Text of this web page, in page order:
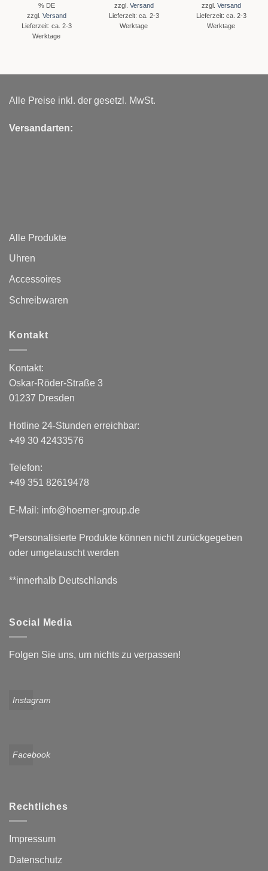
% DE
zzgl. Versand
Lieferzeit: ca. 2-3
Werktage
zzgl. Versand
Lieferzeit: ca. 2-3
Werktage
zzgl. Versand
Lieferzeit: ca. 2-3
Werktage
Alle Preise inkl. der gesetzl. MwSt.
Versandarten:
Alle Produkte
Uhren
Accessoires
Schreibwaren
Kontakt
Kontakt:
Oskar-Röder-Straße 3
01237 Dresden
Hotline 24-Stunden erreichbar:
+49 30 42433576
Telefon:
+49 351 82619478
E-Mail: info@hoerner-group.de
*Personalisierte Produkte können nicht zurückgegeben
oder umgetauscht werden
**innerhalb Deutschlands
Social Media
Folgen Sie uns, um nichts zu verpassen!
Instagram
Facebook
Rechtliches
Impressum
Datenschutz